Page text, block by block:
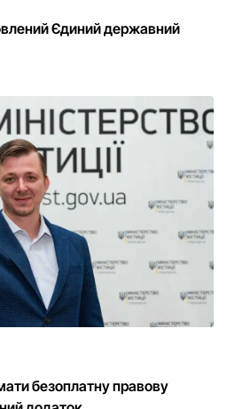
Єдиний державний
безоплатну правову